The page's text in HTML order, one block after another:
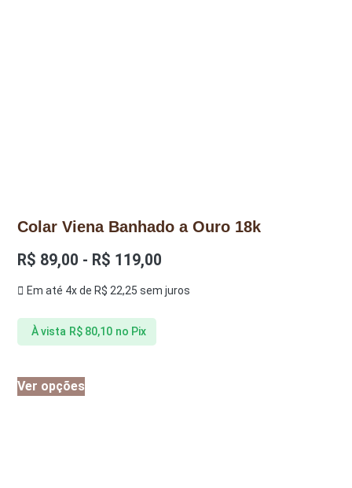
Colar Viena Banhado a Ouro 18k
R$ 89,00 - R$ 119,00
Em até 4x de R$ 22,25 sem juros
À vista R$80,10 no Pix
Ver opções